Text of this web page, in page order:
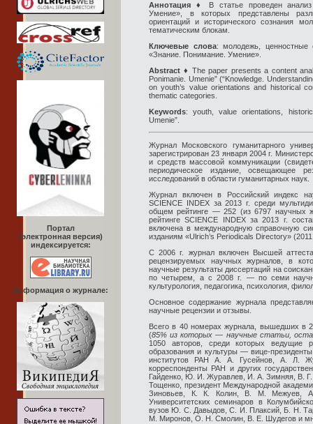
Портал
(электронная версия)
индексируется:
Информация о журнале:
Аннотация ♦ В статье проведен
Умение», в которых представлены
ориентаций и исторического сознания
тематическим блокам.
Ключевые слова: молодежь, ценностные
«Знание. Понимание. Умение».
Abstract ♦ The paper presents a content
Ponimanie. Umenie” (“Knowledge.
on youth’s value orientations and historical
thematic categories.
Keywords: youth, value orientations,
Umenie”.
Журнал Московского гуманитарного
зарегистрирован 23 января 2004 г.
и средств массовой коммуникации
периодическое издание, освещающее
исследований в области гуманитарных наук.
Журнал включен в Российский индекс
SCIENCE INDEX за 2013 г. среди
общем рейтинге — 252 (из 6797 научных
рейтинге SCIENCE INDEX за 2013 г.
включена в международную справочную
изданиям «Ulrich’s Periodicals Directory» (2011
С 2006 г. журнал включен Высшей
рецензируемых научных журналов, в
научные результаты диссертаций на
по четырем, а с 2008 г. — по семи
культурология, педагогика, психология,
Основное содержание журнала
научные рецензии и отзывы.
Всего в 40 номерах журнала, вышедших в
(85% из которых — научные статьи,
1050 авторов, среди которых ведущие
образования и культуры — вице-
институтов РАН А. А. Гусейнов, А. Л.
корреспонденты РАН и других
Гайденко, Ю. И. Журавлев, И. А. Зимняя, В.
Тощенко, президент Международной
Зиновьев, К. К. Колин, В. М. Межуев,
Университетских семинаров в
вузов Ю. С. Давыдов, С. И. Плаксий, Б. Н.
М. Миронов, О. Н. Смолин, В. Е. Шудегов и